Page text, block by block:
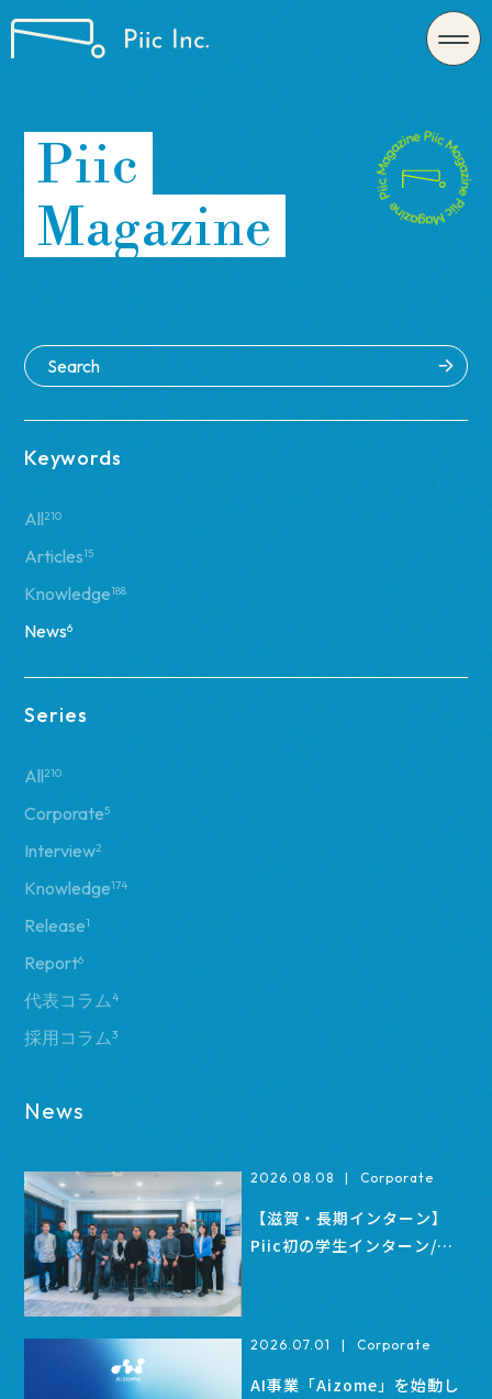
Piic
Magazine
Keywords
All210
Articles15
Knowledge188
News6
Series
All210
Corporate5
Interview2
Knowledge174
Release1
Report6
代表コラム4
採用コラム3
News
2026.08.08 | Corporate
【滋賀・長期インターン】
Piic初の学生インターン/ア
2026.07.01 | Corporate
AI事業「Aizome」を始動し